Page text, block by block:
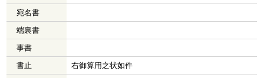
宛名書
端裏書
事書
書止
右御算用之状如件